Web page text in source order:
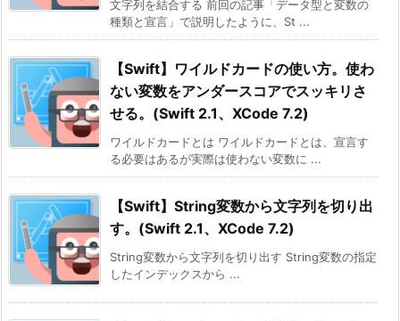
文字列を結合する 前回の記事「データ型と変数の
種類と宣言」で説明したように、St ...
【Swift】ワイルドカードの使い方。使わ
ない変数をアンダースコアでスッキリさ
せる。(Swift 2.1、XCode 7.2)
ワイルドカードとは ワイルドカードとは、宣言す
る必要はあるが実際は使わない変数に ...
【Swift】String変数から文字列を切り出
す。(Swift 2.1、XCode 7.2)
String変数から文字列を切り出す String変数の指定
したインデックスから ...